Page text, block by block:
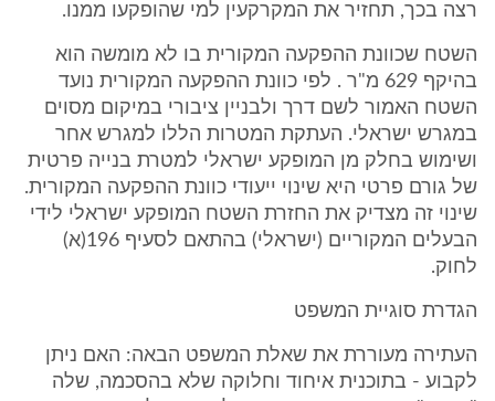
רצה בכך, תחזיר את המקרקעין למי שהופקעו ממנו.
השטח שכוונת ההפקעה המקורית בו לא מומשה הוא
בהיקף 629 מ"ר . לפי כוונת ההפקעה המקורית נועד
השטח האמור לשם דרך ולבניין ציבורי במיקום מסוים
במגרש ישראלי. העתקת המטרות הללו למגרש אחר
ושימוש בחלק מן המופקע ישראלי למטרת בנייה פרטית
של גורם פרטי היא שינוי ייעודי כוונת ההפקעה המקורית.
שינוי זה מצדיק את החזרת השטח המופקע ישראלי לידי
הבעלים המקוריים (ישראלי) בהתאם לסעיף 196(א)
לחוק.
הגדרת סוגיית המשפט
העתירה מעוררת את שאלת המשפט הבאה: האם ניתן
לקבוע - בתוכנית איחוד וחלוקה שלא בהסכמה, שלה